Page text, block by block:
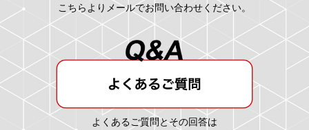
こちらよりメールでお問い合わせください。
よくあるご質問とその回答は